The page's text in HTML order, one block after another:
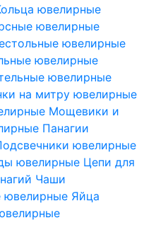
ювелирные
ювелирные
ювелирные
ювелирные
ювелирные
на митру ювелирные
Мощевики и
Панагии
ювелирные
ювелирные Цепи для
Чаши
ювелирные Яйца